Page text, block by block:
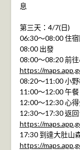
息
第三天：4/7(日)
06:30～08:00 住
08:00 出發
08:00～08:20 前往
https://
08:20～11:00 小
11:00～12:00 午餐
12:00～12:30 心
12:30～17:30 返
https://
17:30 到達大肚山
https://